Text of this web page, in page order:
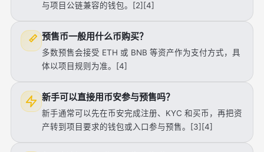
与项目公链兼容的钱包。[2][4]
预售币一般用什么币购买？
多数预售会接受 ETH 或 BNB 等资产作为支付方式，具
体以项目规则为准。[4]
新手可以直接用币安参与预售吗？
新手通常可以先在币安完成注册、KYC 和买币，再把资
产转到项目要求的钱包或入口参与预售。[3][4]